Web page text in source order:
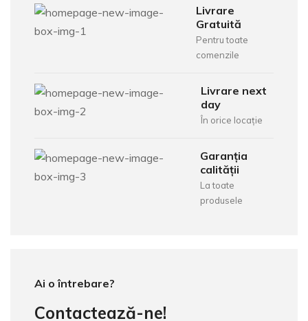
Livrare
Gratuită
Pentru toate
comenzile
Livrare next
day
În orice locație
Garanția
calității
La toate
produsele
Ai o întrebare?
Contactează-ne!